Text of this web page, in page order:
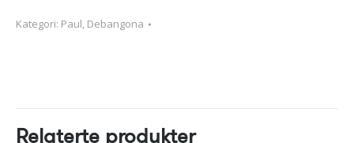
Kategori: Paul, Debangona
Relaterte produkter